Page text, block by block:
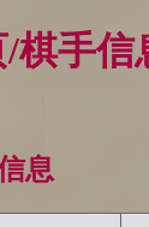
/棋手信
息